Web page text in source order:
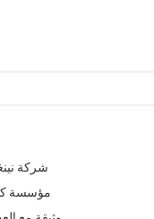
مؤسسة